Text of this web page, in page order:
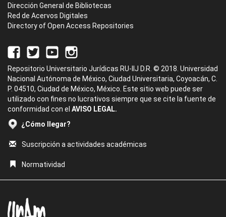
Dirección General de Bibliotecas
Red de Acervos Digitales
Directory of Open Access Repositories
Repositorio Universitario Jurídicas RU-IIJ D.R. © 2018. Universidad
Nacional Autónoma de México, Ciudad Universitaria, Coyoacán, C.
P. 04510, Ciudad de México, México. Este sitio web puede ser
utilizado con fines no lucrativos siempre que se cite la fuente de
conformidad con el AVISO LEGAL.
¿Cómo llegar?
Suscripción a actividades académicas
Normatividad